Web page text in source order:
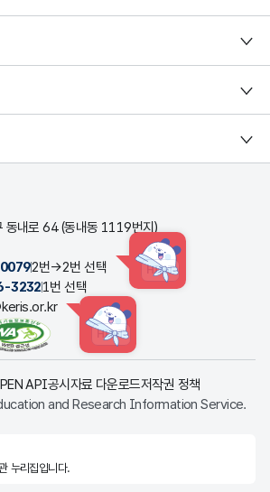
동내로 64 (동내동 1119번지)
2번→2번 선택 HINT
32321번 선택
HINT
API공시자료 다운로드저작권 정책
and Research Information Service.
원
누리집입니다.